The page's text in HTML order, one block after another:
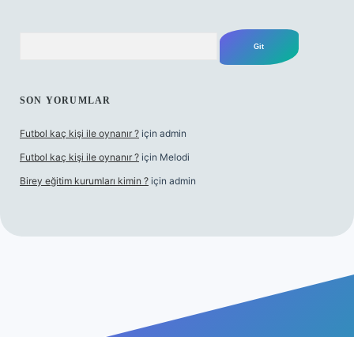
SON YORUMLAR
Futbol kaç kişi ile oynanır ? için admin
Futbol kaç kişi ile oynanır ? için Melodi
Birey eğitim kurumları kimin ? için admin